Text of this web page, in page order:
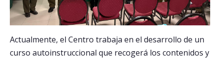
Actualmente, el Centro trabaja en el desarrollo de un
curso autoinstruccional que recogerá los contenidos y